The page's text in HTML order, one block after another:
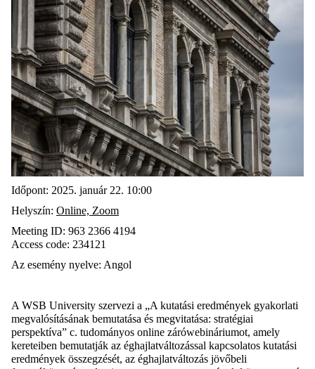
Időpont: 2025. január 22. 10:00
Helyszín: Online, Zoom
Meeting ID: 963 2366 4194
Access code: 234121
Az esemény nyelve: Angol
A WSB University szervezi a „A kutatási eredmények gyakorlati
megvalósításának bemutatása és megvitatása: stratégiai
perspektíva” c. tudományos online zárówebináriumot, amely
kereteiben bemutatják az éghajlatváltozással kapcsolatos kutatási
eredmények összegzését, az éghajlatváltozás jövőbeli